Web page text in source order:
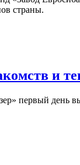
страны.
и
первый